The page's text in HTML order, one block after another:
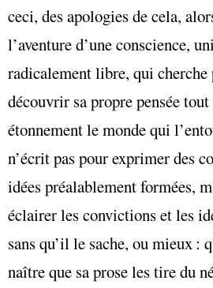
ceci, des apologies de cela,
l’aventure d’une conscience,
radicalement libre, qui cherche
découvrir sa propre pensée
étonnement le monde qui
n’écrit pas pour exprimer des
idées préalablement formées,
éclairer les convictions et les
sans qu’il le sache, ou mieux :
naître que sa prose les tire du